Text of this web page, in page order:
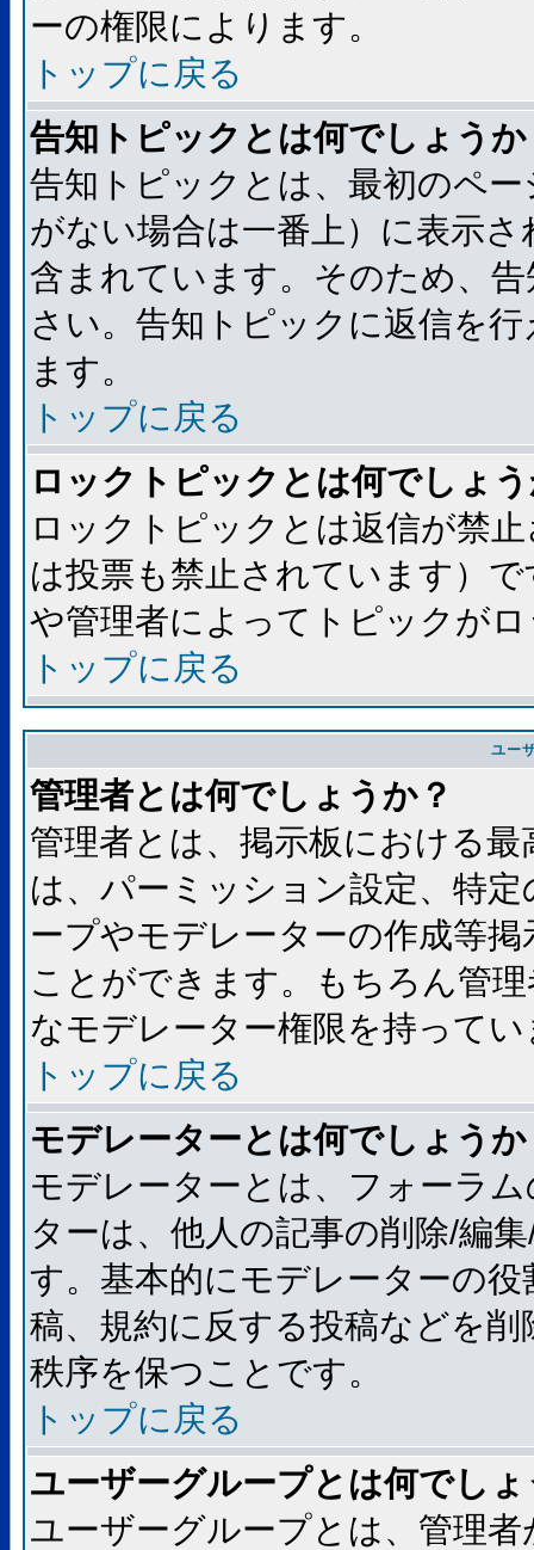
ーの権限によります。
トップに戻る
告知トピックとは何でしょうか
告知トピックとは、最初のペ
がない場合は一番上）に表示
含まれています。そのため、
さい。告知トピックに返信を
ます。
トップに戻る
ロックトピックとは何でしょ
ロックトピックとは返信が禁
は投票も禁止されています）
や管理者によってトピックが
トップに戻る
ユー
管理者とは何でしょうか？
管理者とは、掲示板における
は、パーミッション設定、特
ープやモデレーターの作成等
ことができます。もちろん管
なモデレーター権限を持ってい
トップに戻る
モデレーターとは何でしょうか
モデレーターとは、フォーラ
ターは、他人の記事の削除/編
す。基本的にモデレーターの
稿、規約に反する投稿などを
秩序を保つことです。
トップに戻る
ユーザーグループとは何でし
ユーザーグループとは、管理